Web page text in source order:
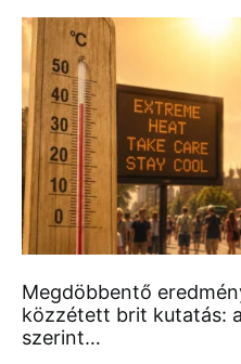
Megdöbbentő
közzétett brit kutatás:
szerint…